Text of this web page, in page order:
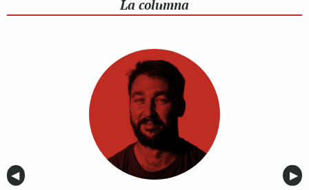
La columna
Anterior
◀︎ ▶︎